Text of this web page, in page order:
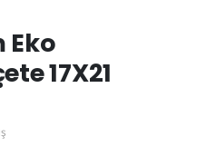
Eko
17X21